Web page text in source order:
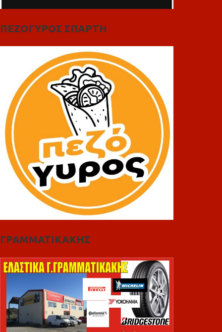
ΠΕΖΟΓΥΡΟΣ ΣΠΑΡΤΗ
ΓΡΑΜΜΑΤΙΚΑΚΗΣ